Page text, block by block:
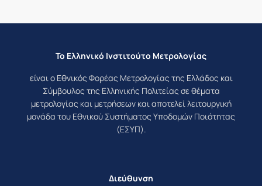
Το Ελληνικό Ινστιτούτο Μετρολογίας
είναι ο Εθνικός Φορέας Μετρολογίας της Ελλάδος και
Σύμβουλος της Ελληνικής Πολιτείας σε θέματα
μετρολογίας και μετρήσεων και αποτελεί λειτουργική
μονάδα του Εθνικού Συστήματος Υποδομών Ποιότητας
(ΕΣΥΠ).
Διεύθυνση